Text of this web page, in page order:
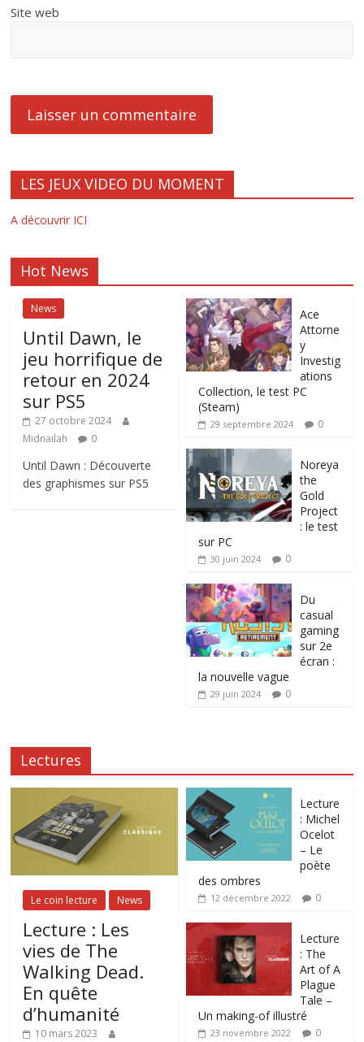
Site web
LES JEUX VIDEO DU MOMENT
A découvrir ICI
Hot News
News
Until Dawn, le
jeu horrifique de
retour en 2024
sur PS5
27 octobre 2024
Midnailah
0
Until Dawn : Découverte
des graphismes sur PS5
Ace
Attorne
y
Investig
ations
Collection, le test PC
(Steam)
29 septembre 2024 0
Noreya
the
Gold
Project
: le test
sur PC
30 juin 2024 0
Du
casual
gaming
sur 2e
écran :
la nouvelle vague
29 juin 2024 0
Lectures
Le coin lecture News
Lecture : Les
vies de The
Walking Dead.
En quête
d’humanité
10 mars 2023
Lecture
: Michel
Ocelot
– Le
poète
des ombres
12 décembre 2022 0
Lecture
: The
Art of A
Plague
Tale –
Un making-of illustré
23 novembre 2022 0